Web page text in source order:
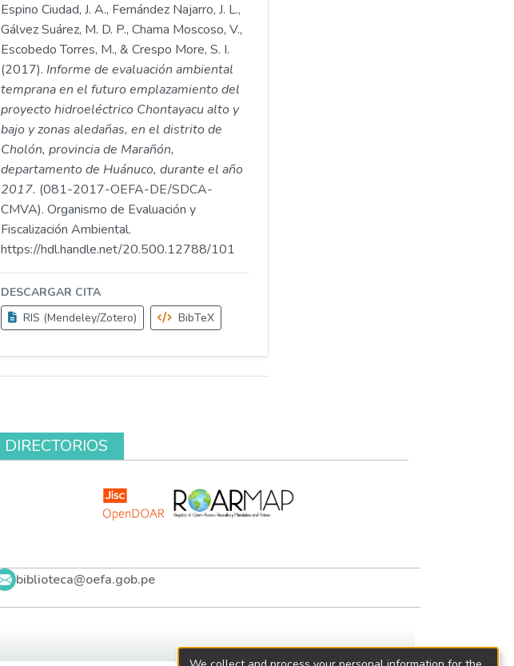
Espino Ciudad, J. A., Fernández Najarro, J. L.,
Gálvez Suárez, M. D. P., Chama Moscoso, V.,
Escobedo Torres, M., & Crespo More, S. I.
(2017). Informe de evaluación ambiental
temprana en el futuro emplazamiento del
proyecto hidroeléctrico Chontayacu alto y
bajo y zonas aledañas, en el distrito de
Cholón, provincia de Marañón,
departamento de Huánuco, durante el año
2017. (081-2017-OEFA-DE/SDCA-
CMVA). Organismo de Evaluación y
Fiscalización Ambiental.
https://hdl.handle.net/20.500.12788/101
DESCARGAR CITA
RIS (Mendeley/Zotero)
BibTeX
DIRECTORIOS
biblioteca@oefa.gob.pe